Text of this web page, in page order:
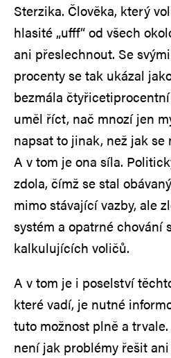
Sterzika. Člověka, který
hlasité „ufff“ od všech
ani přeslechnout. Se
procenty se tak ukázal
bezmála
uměl říct, nač mnozí jen
napsat to jinak, než jak se
A v tom je ona síla.
zdola, čímž se stal
mimo stávající vazby, ale
systém a opatrné chování
kalkulujících voličů.
A v tom je i poselství
které vadí, je nutné
tuto možnost plně a
není jak problémy řešit